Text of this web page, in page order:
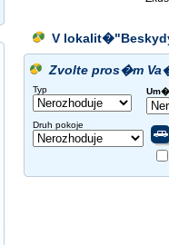
V lokalit�"
Zvolte pros�m
Typ
Druh pokoje